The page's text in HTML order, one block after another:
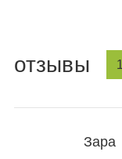
отзывы 1
Зара